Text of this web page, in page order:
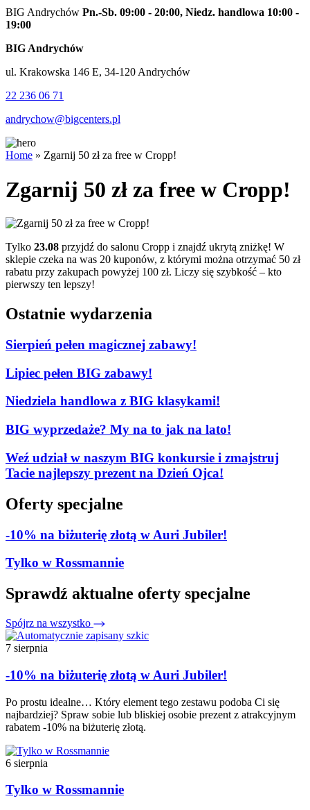
BIG Andrychów Pn.-Sb. 09:00 - 20:00, Niedz. handlowa 10:00 -
19:00
BIG Andrychów
ul. Krakowska 146 E, 34-120 Andrychów
22 236 06 71
andrychow@bigcenters.pl
Home » Zgarnij 50 zł za free w Cropp!
Zgarnij 50 zł za free w Cropp!
Tylko 23.08 przyjdź do salonu Cropp i znajdź ukrytą zniżkę! W
sklepie czeka na was 20 kuponów, z którymi można otrzymać 50 zł
rabatu przy zakupach powyżej 100 zł. Liczy się szybkość – kto
pierwszy ten lepszy!
Ostatnie wydarzenia
Sierpień pełen magicznej zabawy!
Lipiec pełen BIG zabawy!
Niedziela handlowa z BIG klasykami!
BIG wyprzedaże? My na to jak na lato!
Weź udział w naszym BIG konkursie i zmajstruj
Tacie najlepszy prezent na Dzień Ojca!
Oferty specjalne
-10% na biżuterię złotą w Auri Jubiler!
Tylko w Rossmannie
Sprawdź aktualne oferty specjalne
Spójrz na wszystko
7 sierpnia
-10% na biżuterię złotą w Auri Jubiler!
Po prostu idealne… Który element tego zestawu podoba Ci się
najbardziej? Spraw sobie lub bliskiej osobie prezent z atrakcyjnym
rabatem -10% na biżuterię złotą.
6 sierpnia
Tylko w Rossmannie